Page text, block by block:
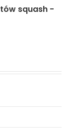
squash -